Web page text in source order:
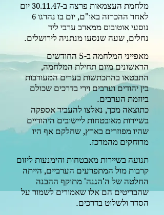
מלחמת העצמאות פרצה ב-30.11.47 יום
לאחר ההכרזה באו"ם, יום בו נהרגו 6
נוסעי אוטובוס ממארב ערבי ליד
נחלים, שעה שנסעו מנתניה לירושלים.
מאפייני המלחמה ב-5 החודשים
הראשונים מיום תחילת המלחמה,
התבטאו בהתכתשות בערים המעורבות
בין יהודים וערבים וירי בדרכים שכולם
ביוזמת הערבים.
כתוצאה מכך, נאלצו להעביר אספקה
בשיירות מאובטחות ליישובים היהודיים
שהיו מפוזרים בארץ, שחלקם אף היו
מרוחקים מהמרכז.
תנועה בשיירות מאבטחות והימנעות ליזום
קרבות מול המתפרעים הערביים, הייתה
החלטה של ה'הגנה' מתוקף ההבנה
שהבריטיםהם אלו שאמורים לשמור על
הסדר ולשלוט בדרכים.